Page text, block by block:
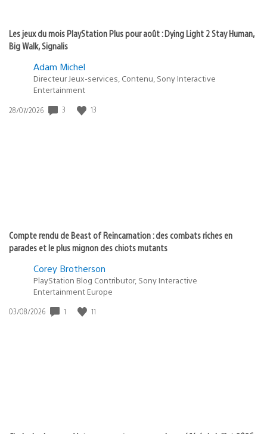
Les jeux du mois PlayStation Plus pour août : Dying Light 2 Stay Human,
Big Walk, Signalis
Adam Michel
Directeur Jeux-services, Contenu, Sony Interactive
Entertainment
Date
28/07/2026 3 13
Compte rendu de Beast of Reincarnation : des combats riches en
parades et le plus mignon des chiots mutants
Corey Brotherson
PlayStation Blog Contributor, Sony Interactive
Entertainment Europe
Date
03/08/2026 1 11